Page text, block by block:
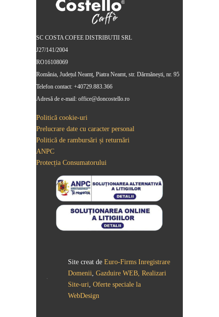
SC COSTA COFEE DISTRIBUTII SRL
J27/141/2004
RO16108069
România, Județul Neamț, Piatra Neamt, str. Dărmănești, nr. 95
Telefon contact: +40729.883.366
Adresă de e-mail: office@doncostello.ro
Politică cookie-uri
Prelucrare date cu caracter personal
Politică de rambursări și returnări
ANPC
Protecția Consumatorului
Site creat de Euro-Firms Inregistrare
Domenii, Gazduire WEB, Realizari
Site-uri, Oferte speciale la
WebDesign